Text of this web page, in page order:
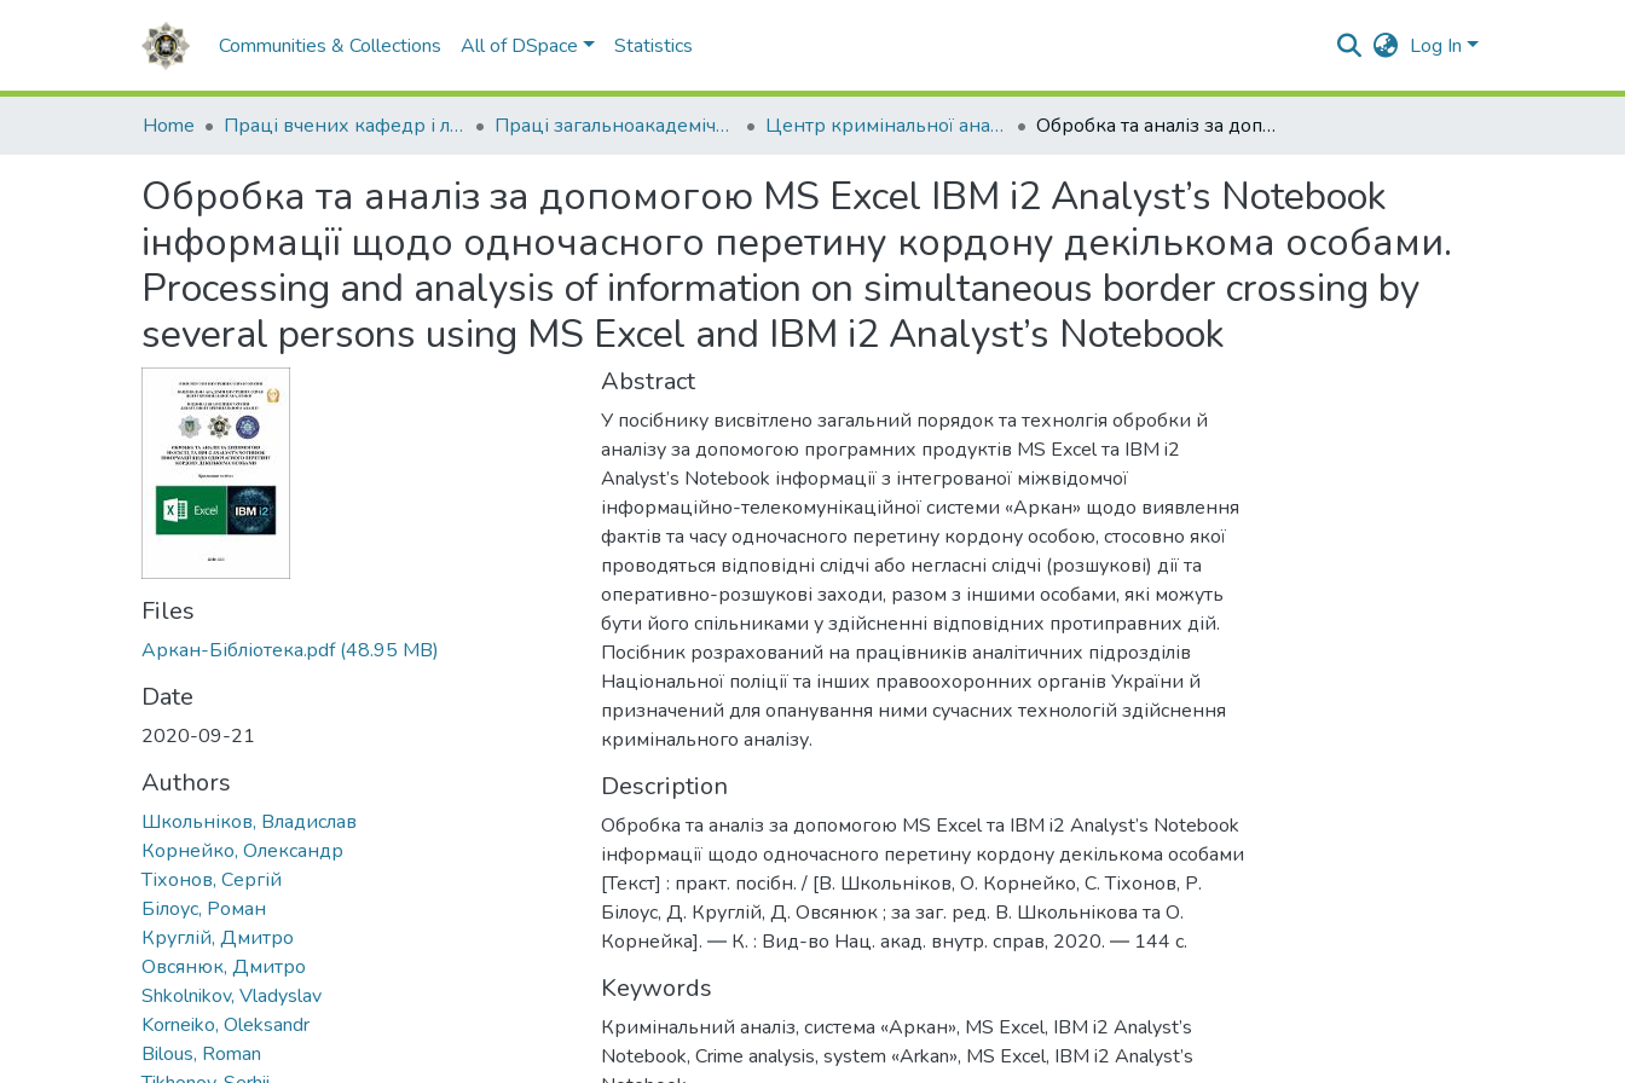
Communities & Collections All of DSpace Statistics Log In
Home Праці вчених кафедр і лабораторій Праці загальноакадемічних кафедр Центр кримінальної аналітики НАВС Обробка та аналіз за допомогою MS Excel IBM i2 Analyst’s Notebook інформації щодо одночасного перетину кордону декількома особами. Processing and analysis of information on simultaneous border crossing by several persons using MS Excel and IBM i2 Analyst’s Notebook
Обробка та аналіз за допомогою MS Excel IBM i2 Analyst’s Notebook
інформації щодо одночасного перетину кордону декількома особами.
Processing and analysis of information on simultaneous border crossing by
several persons using MS Excel and IBM i2 Analyst’s Notebook
Files
Аркан-Бібліотека.pdf(48.95 MB)
Date
2020-09-21
Authors
Школьніков, Владислав
Корнейко, Олександр
Тіхонов, Сергій
Білоус, Роман
Круглій, Дмитро
Овсянюк, Дмитро
Shkolnikov, Vladyslav
Korneiko, Oleksandr
Bilous, Roman
Abstract
У посібнику висвітлено загальний порядок та технолгія обробки й
аналізу за допомогою програмних продуктів MS Excel та IBM i2
Analyst’s Notebook інформації з інтегрованої міжвідомчої
інформаційно-телекомунікаційної системи «Аркан» щодо виявлення
фактів та часу одночасного перетину кордону особою, стосовно якої
проводяться відповідні слідчі або негласні слідчі (розшукові) дії та
оперативно-розшукові заходи, разом з іншими особами, які можуть
бути його спільниками у здійсненні відповідних протиправних дій.
Посібник розрахований на працівників аналітичних підрозділів
Національної поліції та інших правоохоронних органів України й
призначений для опанування ними сучасних технологій здійснення
кримінального аналізу.
Description
Обробка та аналіз за допомогою MS Excel та IBM i2 Analyst’s Notebook
інформації щодо одночасного перетину кордону декількома особами
[Текст] : практ. посібн. / [В. Школьніков, О. Корнейко, С. Тіхонов, Р.
Білоус, Д. Круглій, Д. Овсянюк ; за заг. ред. В. Школьнікова та О.
Корнейка]. ― К. : Вид-во Нац. акад. внутр. справ, 2020. ― 144 с.
Keywords
Кримінальний аналіз, система «Аркан», MS Excel, IBM i2 Analyst’s
Notebook, Crime analysis, system «Arkan», MS Excel, IBM i2 Analyst’s